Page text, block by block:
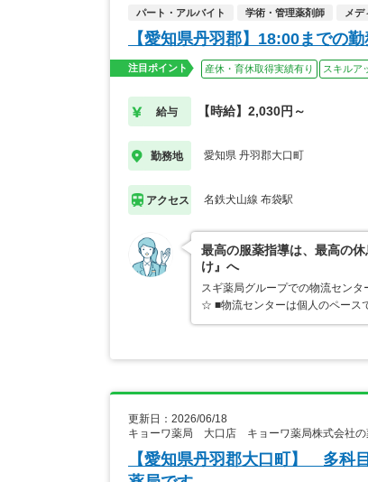
パート・アルバイト 学術・管理薬剤師 メ
【愛知県丹羽郡】18:00までの
注目ポイント 産休・育休取得実績有り スキルア
給与 【時給】2,030円～
勤務地 愛知県 丹羽郡大口町
アクセス 名鉄犬山線 布袋駅
最高の服薬指導は、最高の
け』へ
スギ薬局グループでの物流セン
☆ ■物流センターは個人のペース
更新日：2026/06/18
キョーワ薬局 大口店 キョーワ薬局株式会社の
【愛知県丹羽郡大口町】 多科